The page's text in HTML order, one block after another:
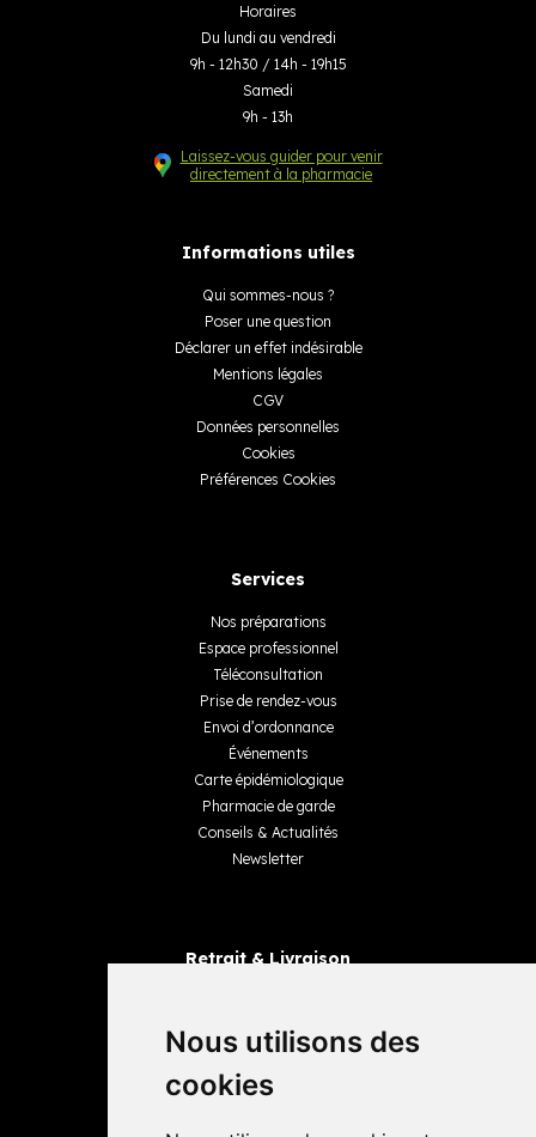
Nous utilisons des
cookies
Horaires
Du lundi au vendredi
9h - 12h30 / 14h - 19h15
Samedi
9h - 13h
Laissez-vous guider pour venir
directement à la pharmacie
Informations utiles
Qui sommes-nous ?
Poser une question
Déclarer un effet indésirable
Mentions légales
CGV
Données personnelles
Cookies
Préférences Cookies
Services
Nos préparations
Espace professionnel
Téléconsultation
Prise de rendez-vous
Envoi d’ordonnance
Événements
Carte épidémiologique
Pharmacie de garde
Conseils & Actualités
Newsletter
Retrait & Livraison
Livraisons